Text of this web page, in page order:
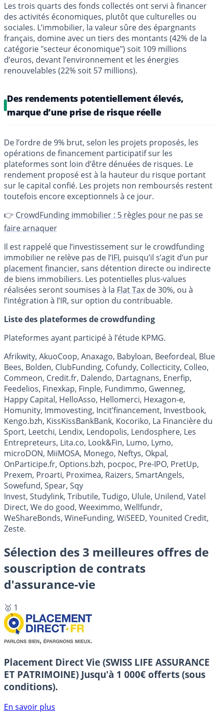
Les trois quarts des fonds collectés ont servi à financer
des activités économiques, plutôt que culturelles ou
sociales. L’immobilier, la valeur sûre des épargnants
français, domine avec un tiers des montants (42% de la
catégorie "secteur économique") soit 109 millions
d’euros, devant l’environnement et les énergies
renouvelables (22% soit 57 millions).
Des rendements potentiellement élevés,
marque d’une prise de risque réelle
De l’ordre de 9% brut, selon les projets proposés, les
opérations de financement participatif sur les
plateformes sont loin d’être dénuées de risques. Le
rendement proposé est à la hauteur du risque portant
sur le capital confié. Les projets non remboursés restent
toutefois encore exceptionnels à ce jour.
👉 CrowdFunding immobilier : 5 règles pour ne pas se
faire arnaquer
Il est rappelé que l’investissement sur le crowdfunding
immobilier ne relève pas de l’IFI, puisqu’il s’agit d’un pur
placement financier, sans détention directe ou indirecte
de biens immobiliers. Les potentielles plus-values
réalisées seront soumises à la Flat Tax de 30%, ou à
l’intégration à l’IR, sur option du contribuable.
Liste des plateformes de crowdfunding
Plateformes ayant participé à l’étude KPMG.
Afrikwity, AkuoCoop, Anaxago, Babyloan, Beefordeal, Blue
Bees, Bolden, ClubFunding, Cofundy, Collecticity, Colleo,
Commeon, Credit.fr, Dalendo, Dartagnans, Enerfip,
Feedelios, Finexkap, Finple, Fundimmo, Gwenneg,
Happy Capital, HelloAsso, Hellomerci, Hexagon-e,
Homunity, Immovesting, Incit’financement, Investbook,
Kengo.bzh, KissKissBankBank, Kocoriko, La Financière du
Sport, Leetchi, Lendix, Lendopolis, Lendosphere, Les
Entrepreteurs, Lita.co, Look&Fin, Lumo, Lymo,
microDON, MiiMOSA, Monego, Neftys, Okpal,
OnParticipe.fr, Options.bzh, pocpoc, Pre-IPO, PretUp,
Prexem, Proarti, Proximea, Raizers, SmartAngels,
Sowefund, Spear, Sqy
Invest, Studylink, Tributile, Tudigo, Ulule, Unilend, Vatel
Direct, We do good, Weeximmo, Wellfundr,
WeShareBonds, WineFunding, WiSEED, Younited Credit,
Zeste.
Sélection des 3 meilleures offres de
souscription de contrats
d'assurance-vie
🥇 1
Placement Direct Vie (SWISS LIFE ASSURANCE
ET PATRIMOINE) Jusqu'à 1 000€ offerts (sous
conditions).
En savoir plus